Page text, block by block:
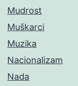
Mudrost
Muškarci
Muzika
Nacionalizam
Nada